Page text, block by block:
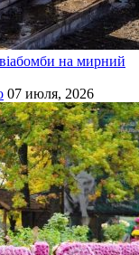
на мирний
07 июля, 2026